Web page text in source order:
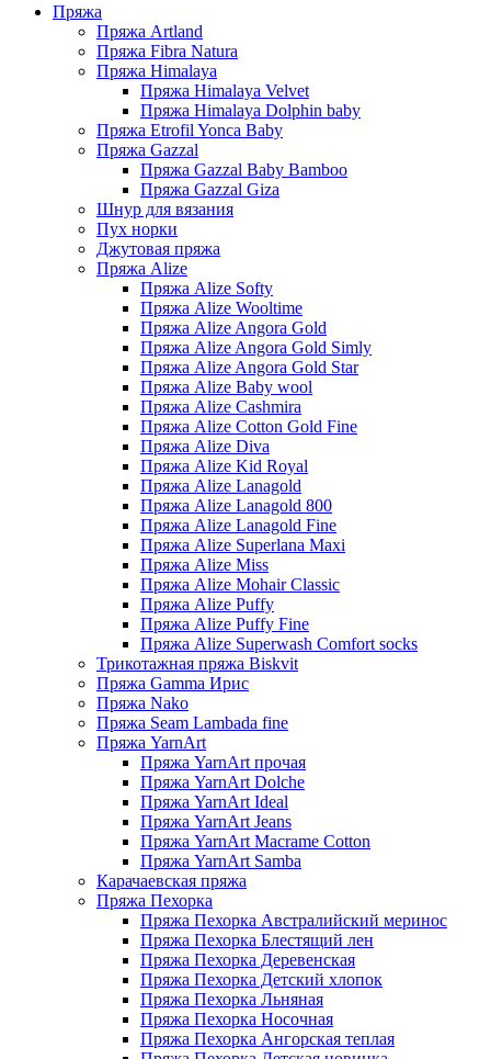
Пряжа
Пряжа Artland
Пряжа Fibra Natura
Пряжа Himalaya
Пряжа Himalaya Velvet
Пряжа Himalaya Dolphin baby
Пряжа Etrofil Yonca Baby
Пряжа Gazzal
Пряжа Gazzal Baby Bamboo
Пряжа Gazzal Giza
Шнур для вязания
Пух норки
Джутовая пряжа
Пряжа Alize
Пряжа Alize Softy
Пряжа Alize Wooltime
Пряжа Alize Angora Gold
Пряжа Alize Angora Gold Simly
Пряжа Alize Angora Gold Star
Пряжа Alize Baby wool
Пряжа Alize Cashmira
Пряжа Alize Cotton Gold Fine
Пряжа Alize Diva
Пряжа Alize Kid Royal
Пряжа Alize Lanagold
Пряжа Alize Lanagold 800
Пряжа Alize Lanagold Fine
Пряжа Alize Superlana Maxi
Пряжа Alize Miss
Пряжа Alize Mohair Classic
Пряжа Alize Puffy
Пряжа Alize Puffy Fine
Пряжа Alize Superwash Comfort socks
Трикотажная пряжа Biskvit
Пряжа Gamma Ирис
Пряжа Nako
Пряжа Seam Lambada fine
Пряжа YarnArt
Пряжа YarnArt прочая
Пряжа YarnArt Dolche
Пряжа YarnArt Ideal
Пряжа YarnArt Jeans
Пряжа YarnArt Macrame Cotton
Пряжа YarnArt Samba
Карачаевская пряжа
Пряжа Пехорка
Пряжа Пехорка Австралийский меринос
Пряжа Пехорка Блестящий лен
Пряжа Пехорка Деревенская
Пряжа Пехорка Детский хлопок
Пряжа Пехорка Льняная
Пряжа Пехорка Носочная
Пряжа Пехорка Ангорская теплая